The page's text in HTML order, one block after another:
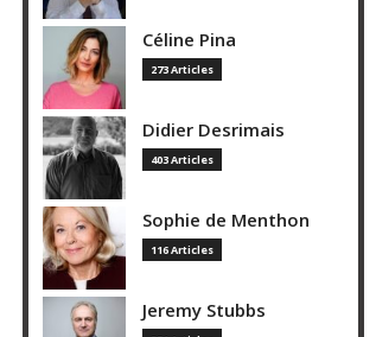
Céline Pina
273 Articles
Didier Desrimais
403 Articles
Sophie de Menthon
116 Articles
Jeremy Stubbs